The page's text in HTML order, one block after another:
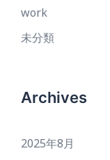
work
未分類
Archives
2025年8月